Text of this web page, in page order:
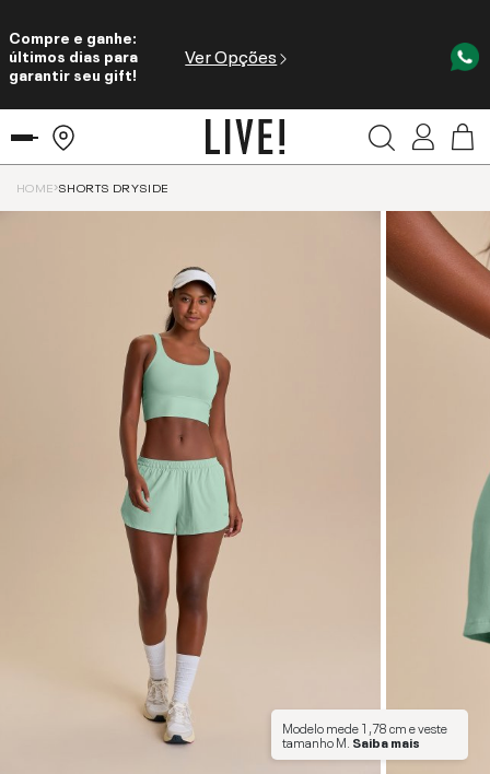
Compre e ganhe:
últimos dias para
garantir seu gift!
Ver Opções
HOME SHORTS DRYSIDE
Modelo mede1,78 cme veste
tamanhoM Saiba mais